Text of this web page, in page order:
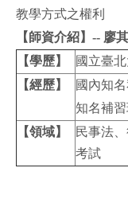
教學方式之權利
【師資介紹】-- 廖
【學歷】
國立臺
【經歷】
國內知
知名補
【領域】
民事法
考試